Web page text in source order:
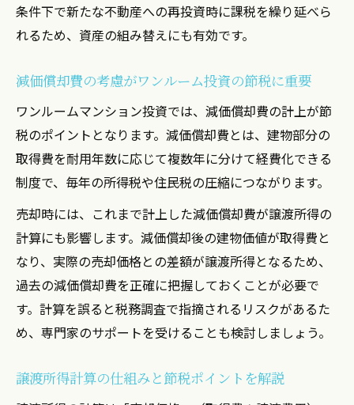
条件下で新たな不動産への再投資時に課税を繰り延べら
れるため、資産の組み替えにも有効です。
減価償却費の考慮がワンルーム投資の節税に重要
ワンルームマンション投資では、減価償却費の計上が節
税のポイントとなります。減価償却費とは、建物部分の
取得費を耐用年数に応じて複数年に分けて経費化できる
制度で、毎年の所得税や住民税の圧縮につながります。
売却時には、これまで計上した減価償却費が譲渡所得の
計算にも影響します。減価償却後の建物価値が取得費と
なり、実際の売却価格との差額が譲渡所得となるため、
過去の減価償却費を正確に把握しておくことが必要で
す。計算を誤ると税務調査で指摘されるリスクがあるた
め、専門家のサポートを受けることも検討しましょう。
譲渡所得計算の仕組みと節税ポイントを解説